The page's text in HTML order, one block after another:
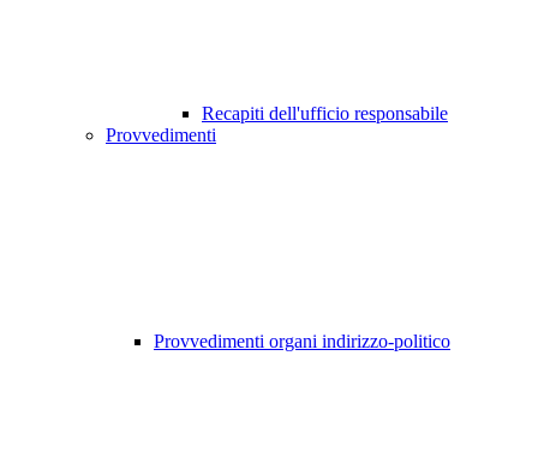
Recapiti dell'ufficio responsabile
Provvedimenti
Provvedimenti organi indirizzo-politico